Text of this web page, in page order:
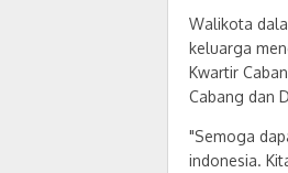
Walikota
keluarga
Kwartir
Cabang dan
"Semoga
indonesia.